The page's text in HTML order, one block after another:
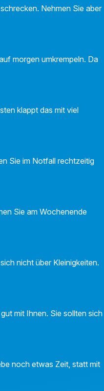
Nehmen Sie aber
morgen umkrempeln. Da
klappt das mit viel
Sie im Notfall rechtzeitig
Sie am Wochenende
nicht über Kleinigkeiten.
mit Ihnen. Sie sollten sich
noch etwas Zeit, statt mit